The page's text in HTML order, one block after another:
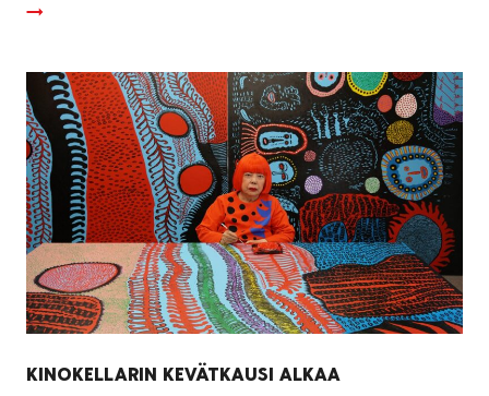
KINOKELLARIN KEVÄTKAUSI ALKAA